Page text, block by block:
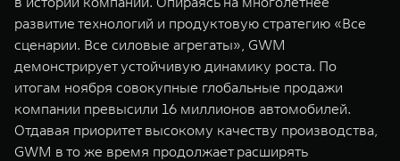
развитие технологий и продуктовую стратегию «Все
сценарии. Все силовые агрегаты», GWM
демонстрирует устойчивую динамику роста. По
итогам ноября совокупные глобальные продажи
компании превысили 16 миллионов автомобилей.
Отдавая приоритет высокому качеству производства,
GWM в то же время продолжает расширять